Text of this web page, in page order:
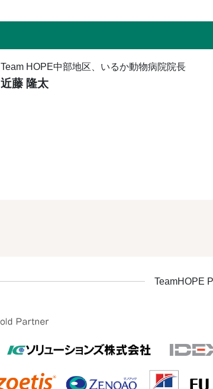
Team HOPE中部地区、いるか動物病院院長
近藤 隆太
TeamHOPE